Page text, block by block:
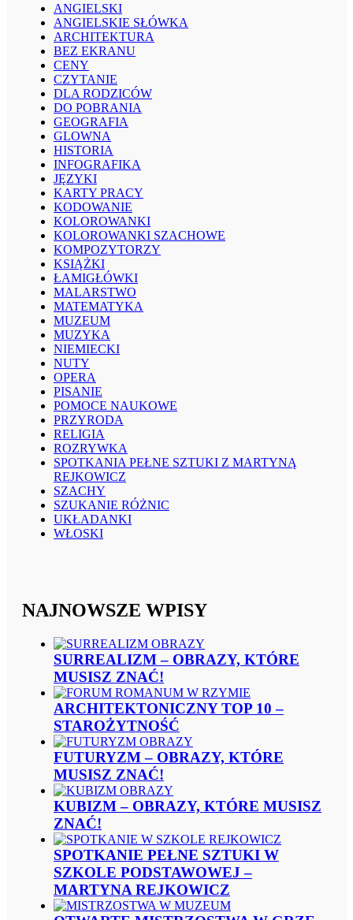
ANGIELSKI
ANGIELSKIE SŁÓWKA
ARCHITEKTURA
BEZ EKRANU
CENY
CZYTANIE
DLA RODZICÓW
DO POBRANIA
GEOGRAFIA
GLOWNA
HISTORIA
INFOGRAFIKA
JĘZYKI
KARTY PRACY
KODOWANIE
KOLOROWANKI
KOLOROWANKI SZACHOWE
KOMPOZYTORZY
KSIĄŻKI
ŁAMIGŁÓWKI
MALARSTWO
MATEMATYKA
MUZEUM
MUZYKA
NIEMIECKI
NUTY
OPERA
PISANIE
POMOCE NAUKOWE
PRZYRODA
RELIGIA
ROZRYWKA
SPOTKANIA PEŁNE SZTUKI Z MARTYNĄ
REJKOWICZ
SZACHY
SZUKANIE RÓŻNIC
UKŁADANKI
WŁOSKI
NAJNOWSZE WPISY
SURREALIZM – OBRAZY, KTÓRE
MUSISZ ZNAĆ!
ARCHITEKTONICZNY TOP 10 –
STAROŻYTNOŚĆ
FUTURYZM – OBRAZY, KTÓRE
MUSISZ ZNAĆ!
KUBIZM – OBRAZY, KTÓRE MUSISZ
ZNAĆ!
SPOTKANIE PEŁNE SZTUKI W
SZKOLE PODSTAWOWEJ –
MARTYNA REJKOWICZ